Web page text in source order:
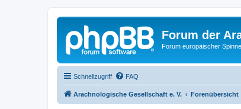
Forum der
Forum europäischer
Schnellzugriff FAQ
Arachnologische Gesellschaft e. V. Forenübersicht